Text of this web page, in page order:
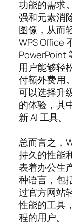
功能的需求
强和元素消
图像，从而
WPS Office
PowerPoint
用户能够轻
付额外费用
可以选择升
的体验，其
新 AI 工具。
总而言之，
持久的性能
表着办公生
种语言，包
过官方网站
性能的工具
程的用户。